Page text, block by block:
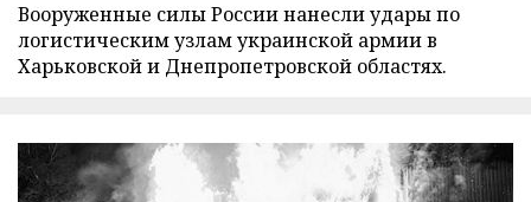
Вооруженные силы России нанесли удары по
логистическим узлам украинской армии в
Харьковской и Днепропетровской областях.